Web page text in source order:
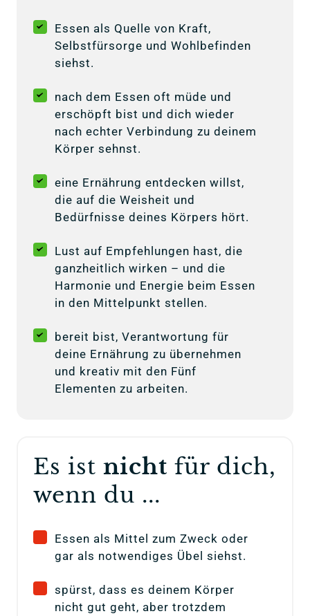
Essen als Quelle von Kraft,
Selbstfürsorge und Wohlbefinden
siehst.
nach dem Essen oft müde und
erschöpft bist und dich wieder
nach echter Verbindung zu deinem
Körper sehnst.
eine Ernährung entdecken willst,
die auf die Weisheit und
Bedürfnisse deines Körpers hört.
Lust auf Empfehlungen hast, die
ganzheitlich wirken – und die
Harmonie und Energie beim Essen
in den Mittelpunkt stellen.
bereit bist, Verantwortung für
deine Ernährung zu übernehmen
und kreativ mit den Fünf
Elementen zu arbeiten.
Es ist nicht für dich,
wenn du ...
Essen als Mittel zum Zweck oder
gar als notwendiges Übel siehst.
spürst, dass es deinem Körper
nicht gut geht, aber trotzdem